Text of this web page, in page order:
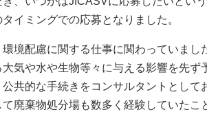
イミングでの応募となりました。
境配慮に関する仕事に関わっていまし
大気や水や生物等々に与える影響を先ず
共的な手続きをコンサルタントとして
廃棄物処分場も数多く経験していたこ